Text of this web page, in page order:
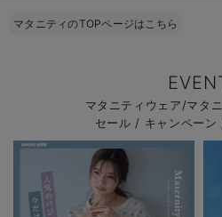
マタニティのTOPページはこちら
マタニティウェア/マタ
セール / キャンペーン